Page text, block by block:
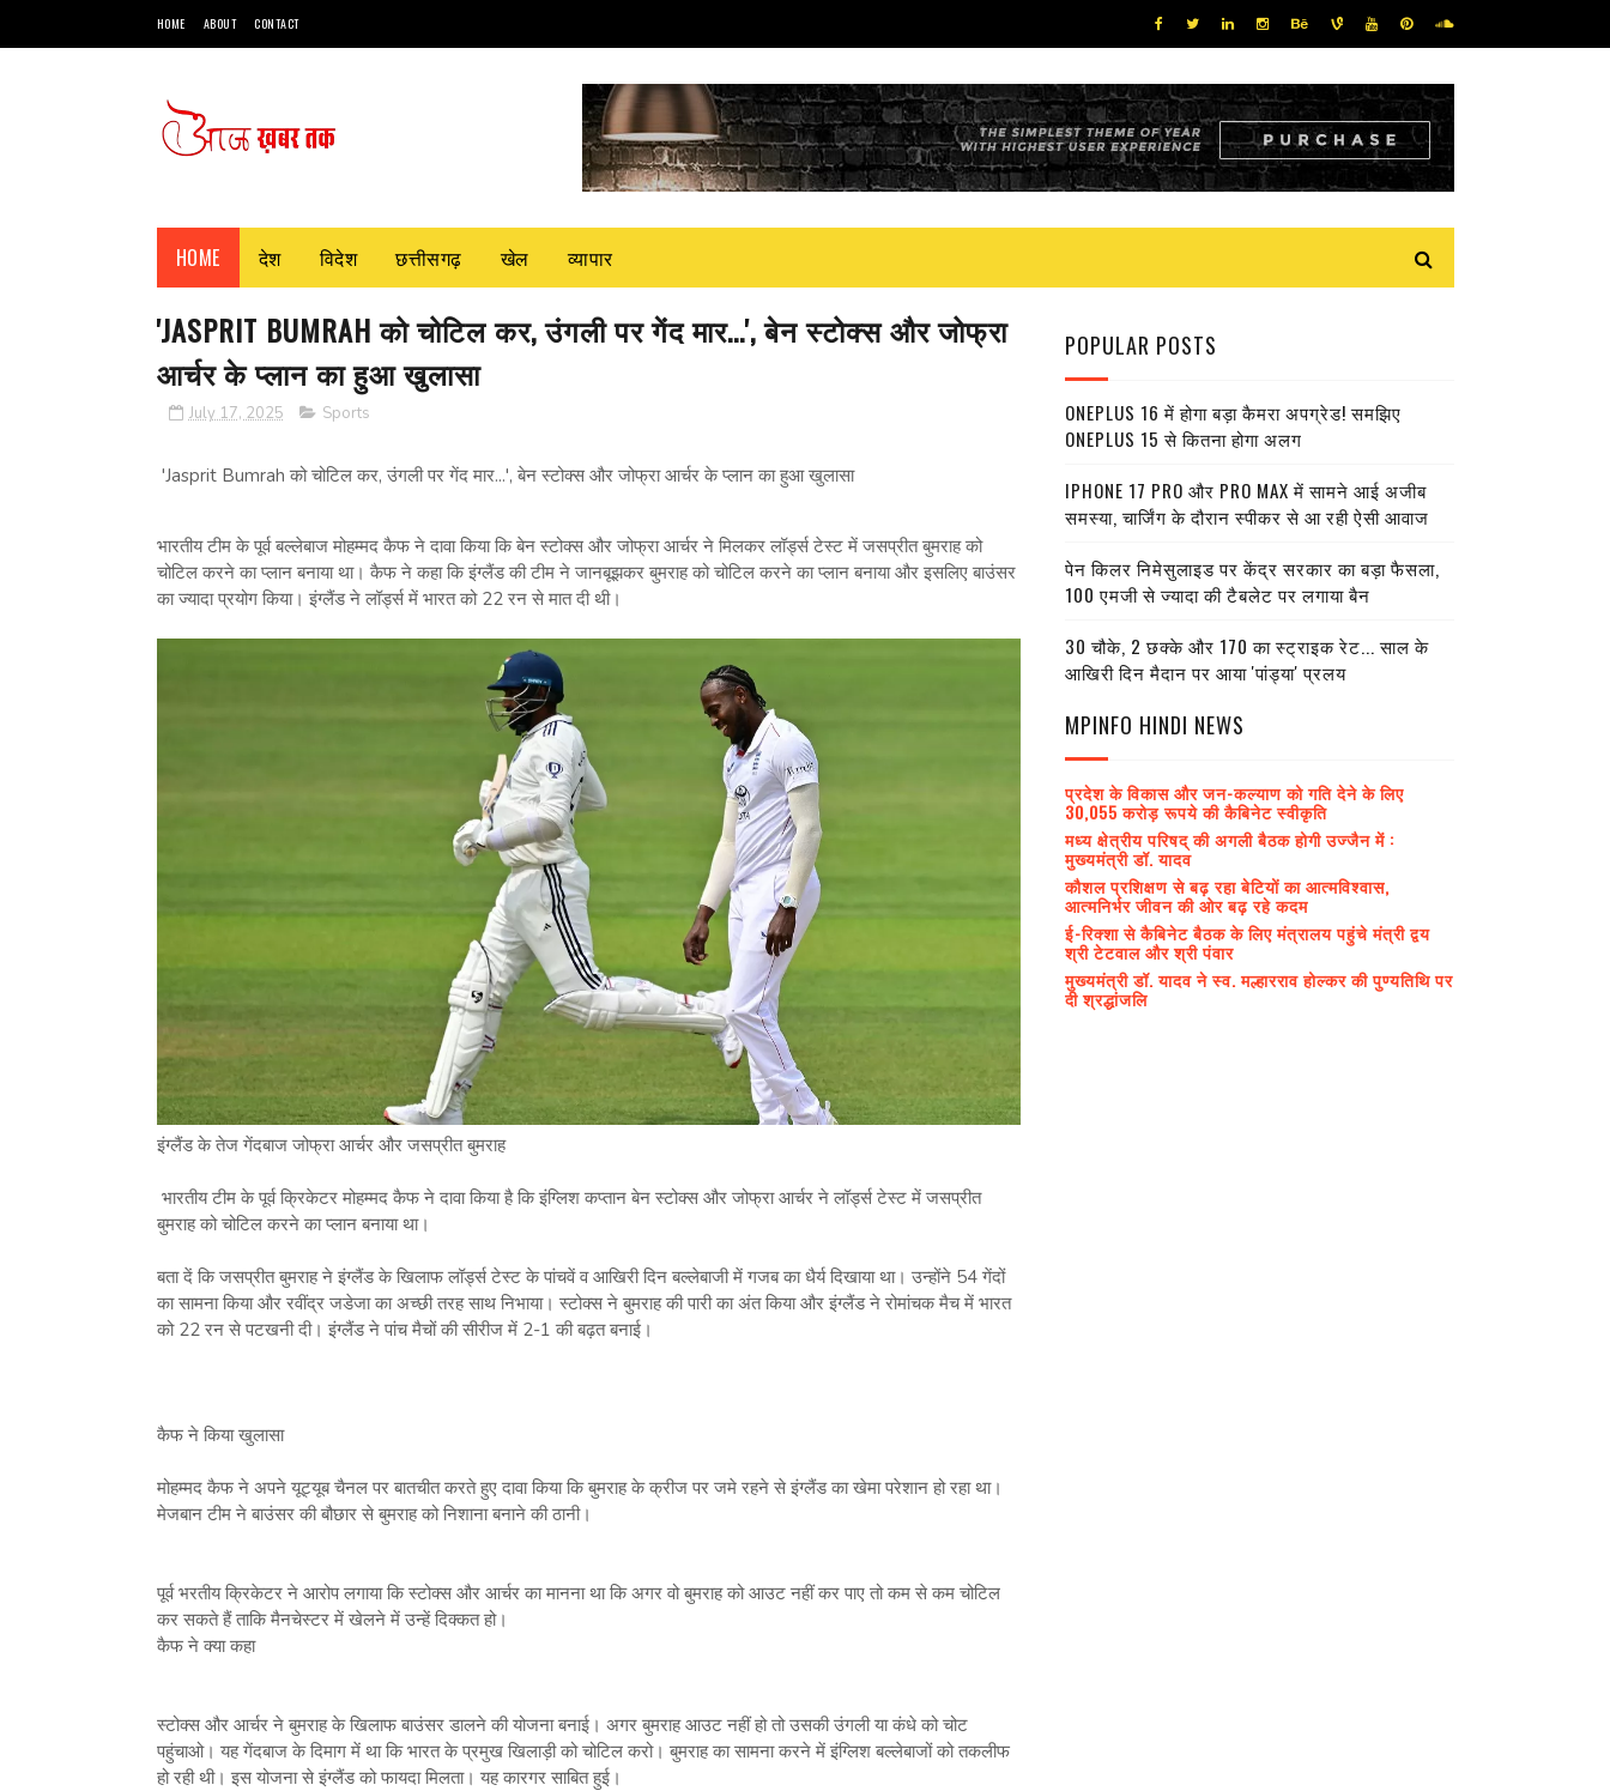
HOME ABOUT CONTACT
HOME देश विदेश छत्तीसगढ़ खेल व्यापार
'JASPRIT BUMRAH को चोटिल कर, उंगली पर गेंद मार...', बेन स्‍टोक्‍स और जोफ्रा
आर्चर के प्‍लान का हुआ खुलासा
July 17, 2025 Sports
'Jasprit Bumrah को चोटिल कर, उंगली पर गेंद मार...', बेन स्‍टोक्‍स और जोफ्रा आर्चर के प्‍लान का हुआ खुलासा
भारतीय टीम के पूर्व बल्‍लेबाज मोहम्‍मद कैफ ने दावा किया कि बेन स्‍टोक्‍स और जोफ्रा आर्चर ने मिलकर लॉर्ड्स टेस्‍ट में जसप्रीत बुमराह को
चोटिल करने का प्‍लान बनाया था। कैफ ने कहा कि इंग्‍लैंड की टीम ने जानबूझकर बुमराह को चोटिल करने का प्‍लान बनाया और इसलिए बाउंसर
का ज्‍यादा प्रयोग किया। इंग्‍लैंड ने लॉर्ड्स में भारत को 22 रन से मात दी थी।
इंग्‍लैंड के तेज गेंदबाज जोफ्रा आर्चर और जसप्रीत बुमराह
भारतीय टीम के पूर्व क्रिकेटर मोहम्‍मद कैफ ने दावा किया है कि इंग्लिश कप्‍तान बेन स्‍टोक्‍स और जोफ्रा आर्चर ने लॉर्ड्स टेस्‍ट में जसप्रीत
बुमराह को चोटिल करने का प्‍लान बनाया था।
बता दें कि जसप्रीत बुमराह ने इंग्‍लैंड के खिलाफ लॉर्ड्स टेस्‍ट के पांचवें व आखिरी दिन बल्‍लेबाजी में गजब का धैर्य दिखाया था। उन्‍होंने 54 गेंदों
का सामना किया और रवींद्र जडेजा का अच्‍छी तरह साथ निभाया। स्‍टोक्‍स ने बुमराह की पारी का अंत किया और इंग्‍लैंड ने रोमांचक मैच में भारत
को 22 रन से पटखनी दी। इंग्‍लैंड ने पांच मैचों की सीरीज में 2-1 की बढ़त बनाई।
कैफ ने किया खुलासा
मोहम्‍मद कैफ ने अपने यूट्यूब चैनल पर बातचीत करते हुए दावा किया कि बुमराह के क्रीज पर जमे रहने से इंग्‍लैंड का खेमा परेशान हो रहा था।
मेजबान टीम ने बाउंसर की बौछार से बुमराह को निशाना बनाने की ठानी।
पूर्व भरतीय क्रिकेटर ने आरोप लगाया कि स्‍टोक्‍स और आर्चर का मानना था कि अगर वो बुमराह को आउट नहीं कर पाए तो कम से कम चोटिल
कर सकते हैं ताकि मैनचेस्‍टर में खेलने में उन्‍हें दिक्‍कत हो।
कैफ ने क्‍या कहा
स्‍टोक्‍स और आर्चर ने बुमराह के खिलाफ बाउंसर डालने की योजना बनाई। अगर बुमराह आउट नहीं हो तो उसकी उंगली या कंधे को चोट
पहुंचाओ। यह गेंदबाज के दिमाग में था कि भारत के प्रमुख खिलाड़ी को चोटिल करो। बुमराह का सामना करने में इंग्लिश बल्‍लेबाजों को तकलीफ
हो रही थी। इस योजना से इंग्‍लैंड को फायदा मिलता। यह कारगर साबित हुई।
POPULAR POSTS
ONEPLUS 16 में होगा बड़ा कैमरा अपग्रेड! समझिए
ONEPLUS 15 से कितना होगा अलग
IPHONE 17 PRO और PRO MAX में सामने आई अजीब
समस्या, चार्जिंग के दौरान स्पीकर से आ रही ऐसी आवाज
पेन किलर निमेसुलाइड पर केंद्र सरकार का बड़ा फैसला,
100 एमजी से ज्यादा की टैबलेट पर लगाया बैन
30 चौके, 2 छक्के और 170 का स्ट्राइक रेट... साल के
आखिरी दिन मैदान पर आया 'पांड्या' प्रलय
MPINFO HINDI NEWS
प्रदेश के विकास और जन-कल्याण को गति देने के लिए
30,055 करोड़ रूपये की कैबिनेट स्वीकृति
मध्य क्षेत्रीय परिषद् की अगली बैठक होगी उज्जैन में :
मुख्यमंत्री डॉ. यादव
कौशल प्रशिक्षण से बढ़ रहा बेटियों का आत्मविश्वास,
आत्मनिर्भर जीवन की ओर बढ़ रहे कदम
ई-रिक्शा से कैबिनेट बैठक के लिए मंत्रालय पहुंचे मंत्री द्वय
श्री टेटवाल और श्री पंवार
मुख्यमंत्री डॉ. यादव ने स्व. मल्हारराव होल्कर की पुण्यतिथि पर
दी श्रद्धांजलि